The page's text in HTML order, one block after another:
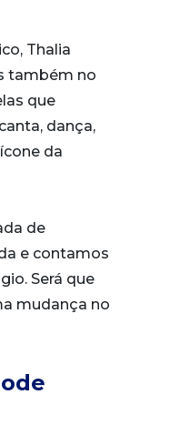
Thalia
também no
que
dança,
da
de
e contamos
Será que
mudança no